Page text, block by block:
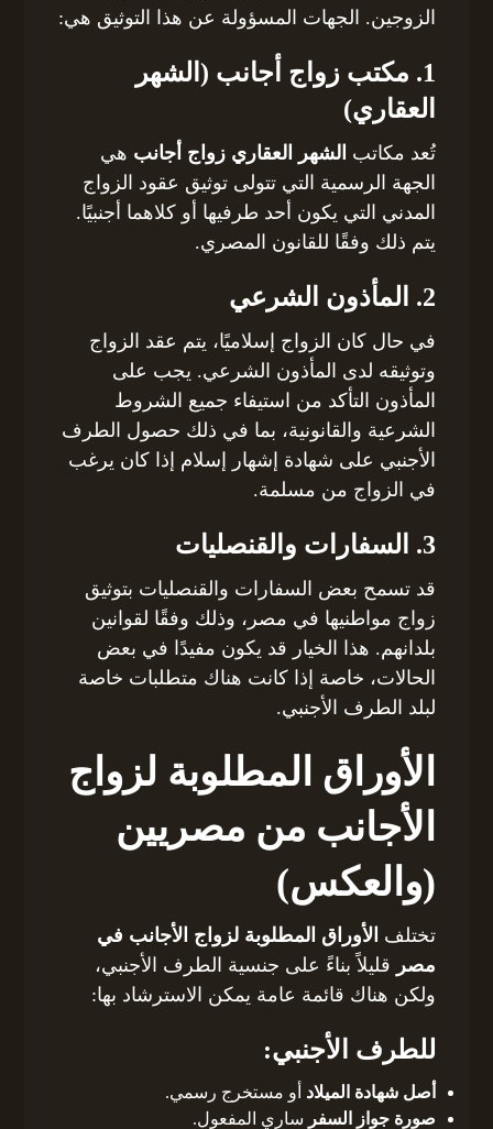
الزوجين. الجهات المسؤولة عن هذا التوثيق هي:
1. مكتب زواج أجانب (الشهر
العقاري)
تُعد مكاتب الشهر العقاري زواج أجانب هي
الجهة الرسمية التي تتولى توثيق عقود الزواج
المدني التي يكون أحد طرفيها أو كلاهما أجنبيًا.
يتم ذلك وفقًا للقانون المصري.
2. المأذون الشرعي
في حال كان الزواج إسلاميًا، يتم عقد الزواج
وتوثيقه لدى المأذون الشرعي. يجب على
المأذون التأكد من استيفاء جميع الشروط
الشرعية والقانونية، بما في ذلك حصول الطرف
الأجنبي على شهادة إشهار إسلام إذا كان يرغب
في الزواج من مسلمة.
3. السفارات والقنصليات
قد تسمح بعض السفارات والقنصليات بتوثيق
زواج مواطنيها في مصر، وذلك وفقًا لقوانين
بلدانهم. هذا الخيار قد يكون مفيدًا في بعض
الحالات، خاصة إذا كانت هناك متطلبات خاصة
لبلد الطرف الأجنبي.
الأوراق المطلوبة لزواج
الأجانب من مصريين
(والعكس)
تختلف الأوراق المطلوبة لزواج الأجانب في
مصر قليلاً بناءً على جنسية الطرف الأجنبي،
ولكن هناك قائمة عامة يمكن الاسترشاد بها:
للطرف الأجنبي:
أصل شهادة الميلاد أو مستخرج رسمي.
صورة جواز السفر ساري المفعول.